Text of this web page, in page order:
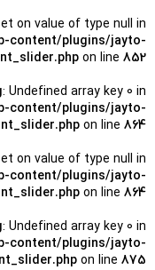
on value of type null in
content/plugins/jayto-
on line 852
: Undefined array key 0 in
content/plugins/jayto-
on line 864
on value of type null in
content/plugins/jayto-
on line 864
: Undefined array key 0 in
content/plugins/jayto-
on line 875